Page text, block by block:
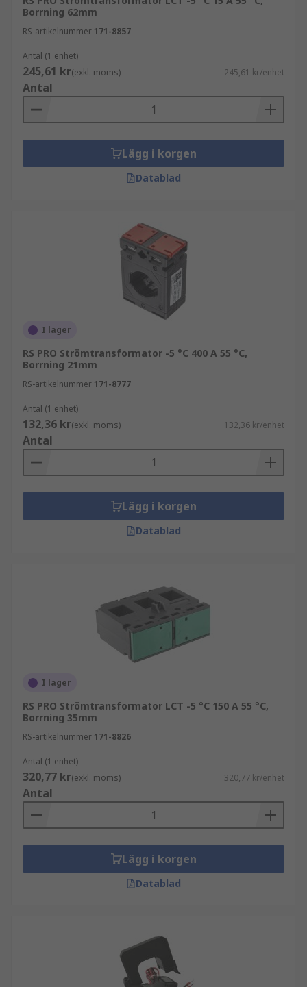
Borrning 62mm
RS-artikelnummer 171-8857
Antal (1 enhet)
245,61 kr(exkl. moms) 245,61 kr/enhet
Antal
Lägg i korgen
Datablad
I lager
RS PRO Strömtransformator -5 °C 400 A 55 °C,
Borrning 21mm
RS-artikelnummer 171-8777
Antal (1 enhet)
132,36 kr(exkl. moms) 132,36 kr/enhet
Antal
Lägg i korgen
Datablad
I lager
RS PRO Strömtransformator LCT -5 °C 150 A 55 °C,
Borrning 35mm
RS-artikelnummer 171-8826
Antal (1 enhet)
320,77 kr(exkl. moms) 320,77 kr/enhet
Antal
Lägg i korgen
Datablad